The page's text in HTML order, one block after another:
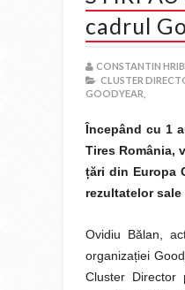
cadrul
CONSTANTIN
CLUSTER
GOODYEAR,
Începând cu 1
Tires România,
țări din Europa
rezultatelor
Ovidiu Bălan,
organizației
Cluster Director